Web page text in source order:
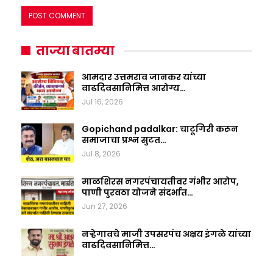
ताज्या बातम्या
आमदार उत्तमराव जानकर यांच्या
वाढदिवसानिमित्त आरोग्य…
Jul 16, 2026
Gopichand padalkar: चाटूगिरी करून
समाजाचा प्रश्न सुटत…
Jul 8, 2026
माळशिरस नगरपंचायतीवर गंभीर आरोप,
पाणी पुरवठा योजने संदर्भात…
Jun 27, 2026
नऱ्हेगावचे माजी उपसरपंच अक्षय इंगळे यांच्या
वाढदिवसानिमित्त…